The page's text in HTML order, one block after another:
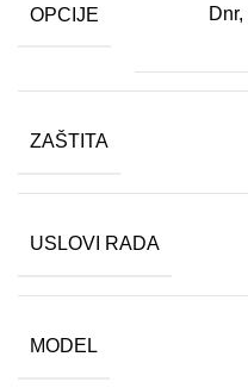
OPCIJE
Dnr,
ZAŠTITA
USLOVI RADA
MODEL